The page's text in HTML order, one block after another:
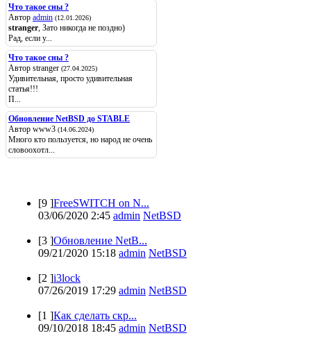
Что такое сны ?
Автор admin (12.01.2026)
stranger, Зато никогда не поздно)
Рад, если у...
Что такое сны ?
Автор stranger (27.04.2025)
Удивительная, просто удивительная
статья!!!
П...
Обновление NetBSD до STABLE
Автор www3 (14.06.2024)
Много кто пользуется, но народ не очень
словоохотл...
[9 ]FreeSWITCH on N...
03/06/2020 2:45 admin NetBSD
[3 ]Обновление NetB...
09/21/2020 15:18 admin NetBSD
[2 ]i3lock
07/26/2019 17:29 admin NetBSD
[1 ]Как сделать скр...
09/10/2018 18:45 admin NetBSD